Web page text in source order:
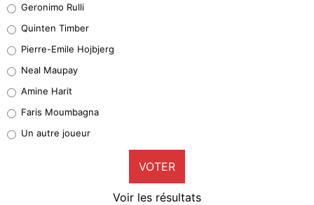
32%
4%
1%
9%
Geronimo Rulli
Quinten Timber
Pierre-Emile Hojbjerg
Neal Maupay
Amine Harit
Faris Moumbagna
Un autre joueur
VOTER
Voir les résultats